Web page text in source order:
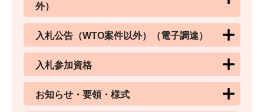
外）
入札公告（WTO案件以外）（電子調達）
入札参加資格
お知らせ・要領・様式